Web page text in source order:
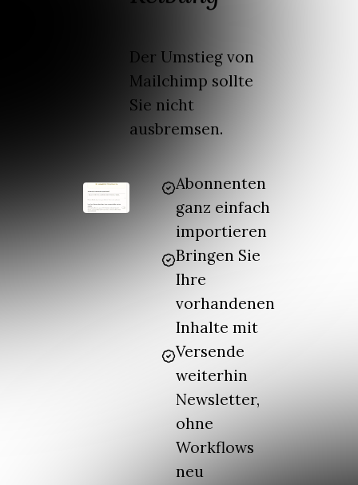
Der Umstieg von
Mailchimp sollte
Sie nicht
ausbremsen.
Abonnenten
ganz einfach
importieren
Bringen Sie
Ihre
vorhandenen
Inhalte mit
Versende
weiterhin
Newsletter,
ohne
Workflows
neu